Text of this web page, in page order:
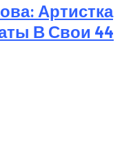
Артистка
В Свои 44